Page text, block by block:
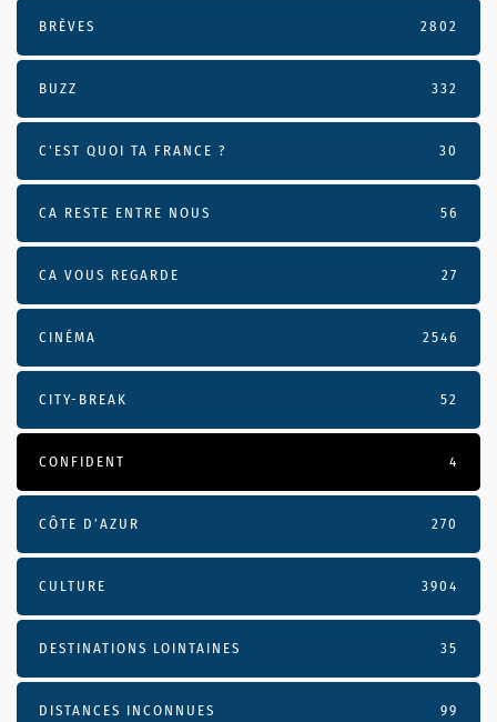
BRÈVES 2802
BUZZ 332
C'EST QUOI TA FRANCE ? 30
CA RESTE ENTRE NOUS 56
CA VOUS REGARDE 27
CINÉMA 2546
CITY-BREAK 52
CONFIDENT 4
CÔTE D’AZUR 270
CULTURE 3904
DESTINATIONS LOINTAINES 35
DISTANCES INCONNUES 99